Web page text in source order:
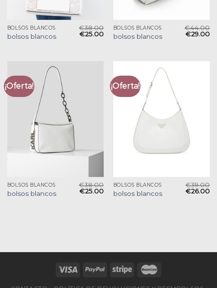
BOLSOS BLANCOS
bolsos blancos
€38.00
€25.00
BOLSOS BLANCOS
bolsos blancos
€44.00
€29.00
¡Oferta!
BOLSOS BLANCOS
bolsos blancos
€38.00
€25.00
¡Oferta!
BOLSOS BLANCOS
bolsos blancos
€39.00
€26.00